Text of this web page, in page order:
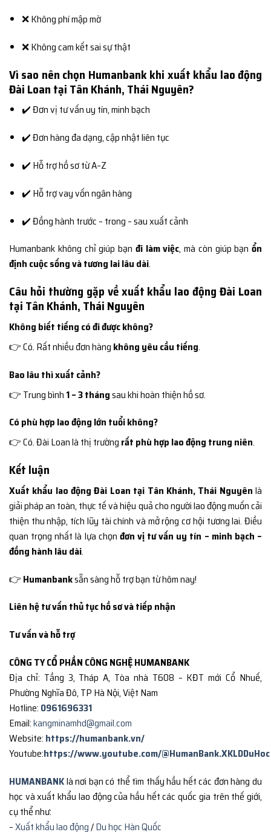
❌ Không phí mập mờ
❌ Không cam kết sai sự thật
Vì sao nên chọn Humanbank khi xuất khẩu lao động
Đài Loan tại Tân Khánh, Thái Nguyên?
✔️ Đơn vị tư vấn uy tín, minh bạch
✔️ Đơn hàng đa dạng, cập nhật liên tục
✔️ Hỗ trợ hồ sơ từ A–Z
✔️ Hỗ trợ vay vốn ngân hàng
✔️ Đồng hành trước – trong – sau xuất cảnh
Humanbank không chỉ giúp bạn đi làm việc, mà còn giúp bạn ổn
định cuộc sống và tương lai lâu dài.
Câu hỏi thường gặp về xuất khẩu lao động Đài Loan
tại Tân Khánh, Thái Nguyên
Không biết tiếng có đi được không?
👉 Có. Rất nhiều đơn hàng không yêu cầu tiếng.
Bao lâu thì xuất cảnh?
👉 Trung bình 1 – 3 thángsau khi hoàn thiện hồ sơ.
Có phù hợp lao động lớn tuổi không?
👉 Có. Đài Loan là thị trường rất phù hợp lao động trung niên.
Kết luận
Xuất khẩu lao động Đài Loan tại Tân Khánh, Thái Nguyên là
giải pháp an toàn, thực tế và hiệu quả cho người lao động muốn cải
thiện thu nhập, tích lũy tài chính và mở rộng cơ hội tương lai. Điều
quan trọng nhất là lựa chọn đơn vị tư vấn uy tín – minh bạch –
đồng hành lâu dài.
👉 Humanbanksẵn sàng hỗ trợ bạn từ hôm nay!
Liên hệ tư vấn thủ tục hồ sơ và tiếp nhận
Tư vấn và hỗ trợ
CÔNG TY CỔ PHẦN CÔNG NGHỆ HUMANBANK
Địa chỉ: Tầng 3, Tháp A, Tòa nhà T608 – KĐT mới Cổ Nhuế,
Phường Nghĩa Đô, TP Hà Nội, Việt Nam
Hotline: 0961696331
Email:kangminamhd@gmail.com
Website: https://humanbank.vn/
Youtube:https://www.youtube.com/@HumanBank.XKLDDuHoc
HUMANBANKlà nơi bạn có thể tìm thấy hầu hết các đơn hàng du
học và xuất khẩu lao động của hầu hết các quốc gia trên thế giới,
cụ thể như:
–Xuất khẩu lao động/Du học Hàn Quốc